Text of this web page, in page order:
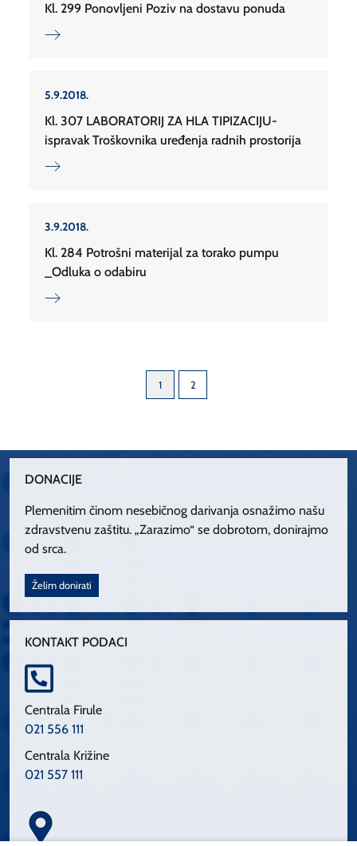
Kl. 299 Ponovljeni Poziv na dostavu ponuda
5.9.2018.
Kl. 307 LABORATORIJ ZA HLA TIPIZACIJU-
ispravak Troškovnika uređenja radnih prostorija
3.9.2018.
Kl. 284 Potrošni materijal za torako pumpu
_Odluka o odabiru
1 2
DONACIJE
Plemenitim činom nesebičnog darivanja osnažimo našu
zdravstvenu zaštitu. „Zarazimo“ se dobrotom, donirajmo
od srca.
Želim donirati
KONTAKT PODACI
Centrala Firule
021 556 111
Centrala Križine
021 557 111